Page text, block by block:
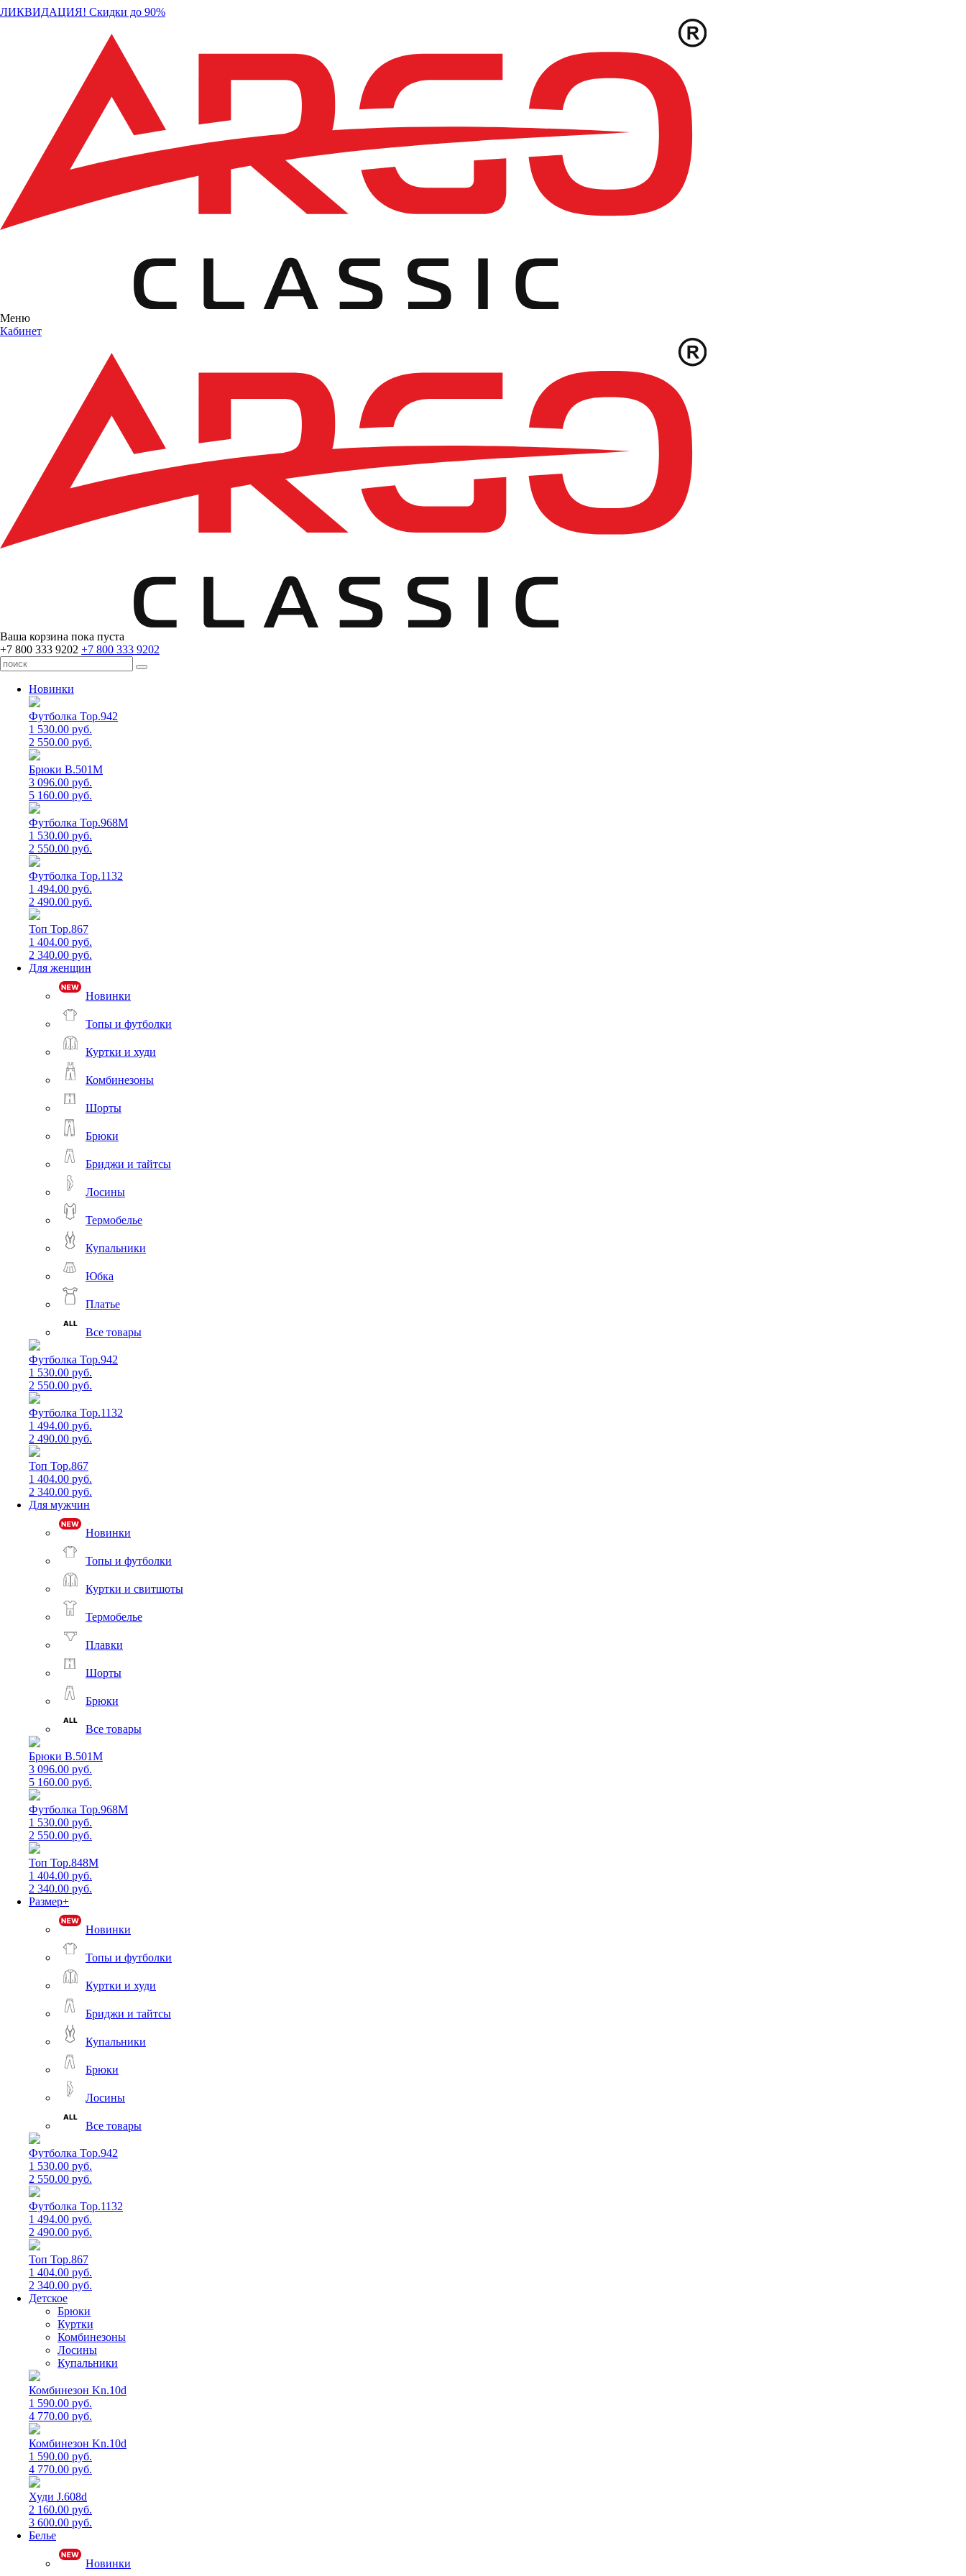
ЛИКВИДАЦИЯ! Скидки до 90%
Меню
Кабинет
Ваша корзина пока пуста
+7 800 333 9202 +7 800 333 9202
Новинки
Футболка Top.942
1 530.00 руб.
2 550.00 руб.
Брюки B.501M
3 096.00 руб.
5 160.00 руб.
Футболка Top.968M
1 530.00 руб.
2 550.00 руб.
Футболка Top.1132
1 494.00 руб.
2 490.00 руб.
Топ Top.867
1 404.00 руб.
2 340.00 руб.
Для женщин
Новинки
Топы и футболки
Куртки и худи
Комбинезоны
Шорты
Брюки
Бриджи и тайтсы
Лосины
Термобелье
Купальники
Юбка
Платье
Все товары
Футболка Top.942
1 530.00 руб.
2 550.00 руб.
Футболка Top.1132
1 494.00 руб.
2 490.00 руб.
Топ Top.867
1 404.00 руб.
2 340.00 руб.
Для мужчин
Новинки
Топы и футболки
Куртки и свитшоты
Термобелье
Плавки
Шорты
Брюки
Все товары
Брюки B.501M
3 096.00 руб.
5 160.00 руб.
Футболка Top.968M
1 530.00 руб.
2 550.00 руб.
Топ Top.848M
1 404.00 руб.
2 340.00 руб.
Размер+
Новинки
Топы и футболки
Куртки и худи
Бриджи и тайтсы
Купальники
Брюки
Лосины
Все товары
Футболка Top.942
1 530.00 руб.
2 550.00 руб.
Футболка Top.1132
1 494.00 руб.
2 490.00 руб.
Топ Top.867
1 404.00 руб.
2 340.00 руб.
Детское
Брюки
Куртки
Комбинезоны
Лосины
Купальники
Комбинезон Kn.10d
1 590.00 руб.
4 770.00 руб.
Комбинезон Kn.10d
1 590.00 руб.
4 770.00 руб.
Худи J.608d
2 160.00 руб.
3 600.00 руб.
Белье
Новинки